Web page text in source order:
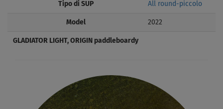
Tipo di SUP All round-piccolo
Model 2022
GLADIATOR LIGHT, ORIGIN paddleboardy